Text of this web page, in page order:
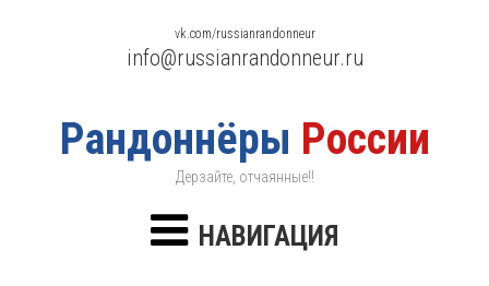
Рандоннёры России
Дерзайте, отчаянные!!
vk.com/russianrandonneur
info@russianrandonneur.ru
НАВИГАЦИЯ